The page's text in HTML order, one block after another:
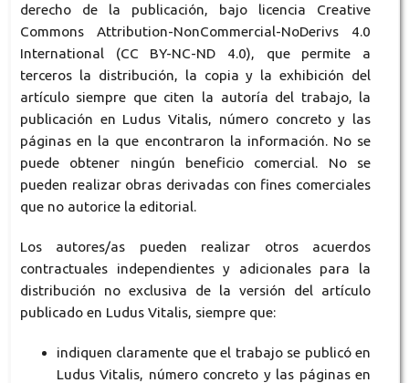
derecho de la publicación, bajo licencia Creative
Commons Attribution-NonCommercial-NoDerivs 4.0
International (CC BY-NC-ND 4.0), que permite a
terceros la distribución, la copia y la exhibición del
artículo siempre que citen la autoría del trabajo, la
publicación en Ludus Vitalis, número concreto y las
páginas en la que encontraron la información. No se
puede obtener ningún beneficio comercial. No se
pueden realizar obras derivadas con fines comerciales
que no autorice la editorial.
Los autores/as pueden realizar otros acuerdos
contractuales independientes y adicionales para la
distribución no exclusiva de la versión del artículo
publicado en Ludus Vitalis, siempre que:
indiquen claramente que el trabajo se publicó en
Ludus Vitalis, número concreto y las páginas en